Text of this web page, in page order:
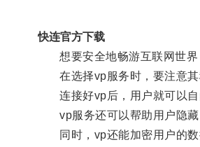
快连官方下载
想要安全地畅游互联网世界
在选择vp服务时，要注意其
连接好vp后，用户就可以自
vp服务还可以帮助用户隐藏
同时，vp还能加密用户的数